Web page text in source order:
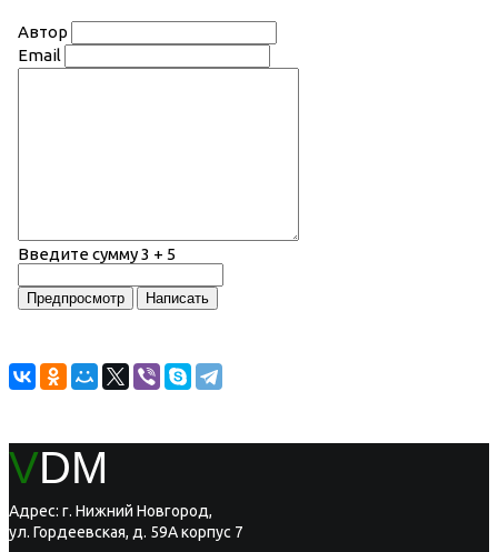
Автор
Email
Введите сумму 3 + 5
VDM
Адрес: г. Нижний Новгород,
ул. Гордеевская, д. 59А корпус 7